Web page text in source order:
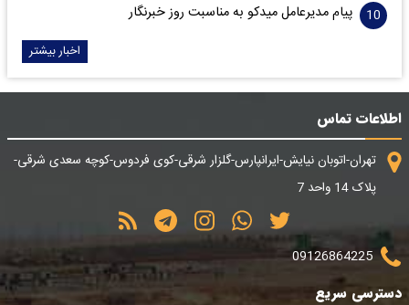
پیام مدیرعامل میدکو به مناسبت روز خبرنگار
اخبار بیشتر
اطلاعات تماس
تهران-اتوبان نیایش-ایرانپارس-گلزار شرقی-کوی فردوس-کوچه سعدی شرقی-
پلاک 14 واحد 7
09126864225
دسترسی سریع